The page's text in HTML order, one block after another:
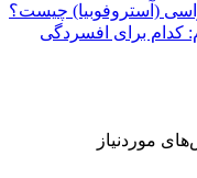
(آستروفوبیا) چیست؟
کدام برای افسردگی
موردنیاز